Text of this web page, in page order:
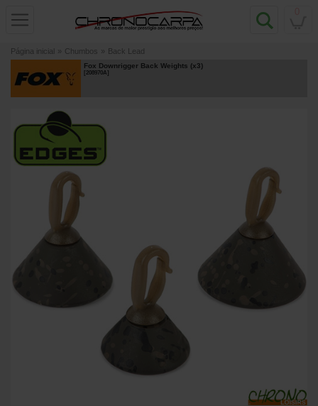
Página inicial » Chumbos » Back Lead
Fox Downrigger Back Weights (x3)
[208970A]